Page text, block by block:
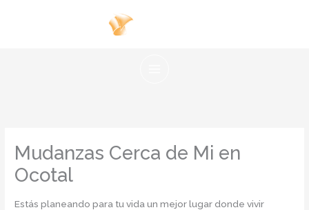
Mudanzas Cerca de Mi en
Ocotal
Estás planeando para tu vida un mejor lugar donde vivir